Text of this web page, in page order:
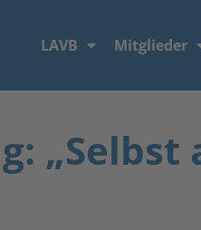
LAVB Mitglieder